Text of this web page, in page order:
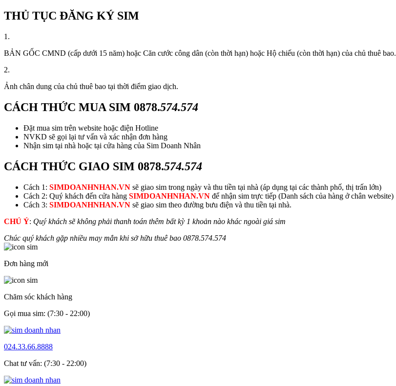
THỦ TỤC ĐĂNG KÝ SIM
1.
BẢN GỐC CMND (cấp dưới 15 năm) hoặc Căn cước công dân (còn thời hạn) hoặc Hộ chiếu (còn thời hạn) của chủ thuê bao.
2.
Ảnh chân dung của chủ thuê bao tại thời điểm giao dịch.
CÁCH THỨC MUA SIM 0878.574.574
Đặt mua sim trên website hoặc điện Hotline
NVKD sẽ gọi lại tư vấn và xác nhận đơn hàng
Nhận sim tại nhà hoặc tại cửa hàng của Sim Doanh Nhân
CÁCH THỨC GIAO SIM 0878.574.574
Cách 1: SIMDOANHNHAN.VN sẽ giao sim trong ngày và thu tiền tại nhà (áp dụng tại các thành phố, thị trấn lớn)
Cách 2: Quý khách đến cửa hàng SIMDOANHNHAN.VN để nhận sim trực tiếp (Danh sách của hàng ở chân website)
Cách 3: SIMDOANHNHAN.VN sẽ giao sim theo đường bưu điện và thu tiền tại nhà.
CHÚ Ý: Quý khách sẽ không phải thanh toán thêm bất kỳ 1 khoản nào khác ngoài giá sim
Chúc quý khách gặp nhiều may mắn khi sở hữu thuê bao 0878.574.574
Đơn hàng mới
Chăm sóc khách hàng
Gọi mua sim: (7:30 - 22:00)
024.33.66.8888
Chat tư vấn: (7:30 - 22:00)